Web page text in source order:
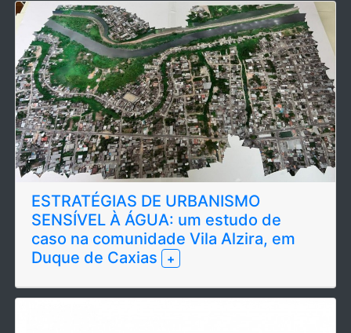
ESTRATÉGIAS DE URBANISMO
SENSÍVEL À ÁGUA: um estudo de
caso na comunidade Vila Alzira, em
Duque de Caxias
+